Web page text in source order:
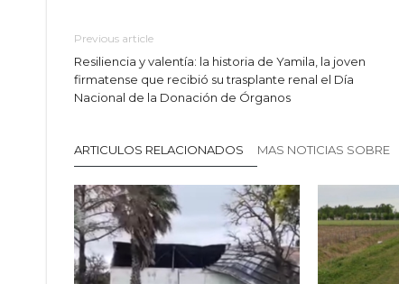
Previous article
Resiliencia y valentía: la historia de Yamila, la joven
firmatense que recibió su trasplante renal el Día
Nacional de la Donación de Órganos
ARTICULOS RELACIONADOS MAS NOTICIAS SOBRE